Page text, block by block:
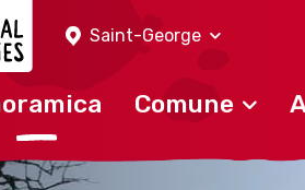
Saint-George
Comune